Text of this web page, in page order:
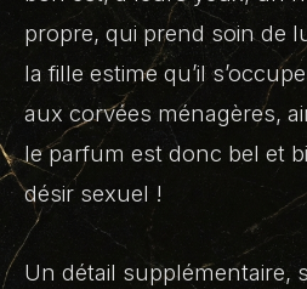
propre, qui prend soin de
la fille estime qu’il
aux corvées ménagères,
le parfum est donc bel et
désir sexuel !
Un détail supplémentaire,